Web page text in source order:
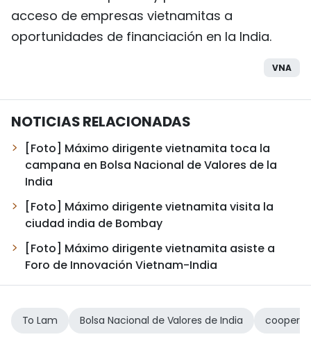
acceso de empresas vietnamitas a
oportunidades de financiación en la India.
VNA
NOTICIAS RELACIONADAS
[Foto] Máximo dirigente vietnamita toca la
campana en Bolsa Nacional de Valores de la
India
[Foto] Máximo dirigente vietnamita visita la
ciudad india de Bombay
[Foto] Máximo dirigente vietnamita asiste a
Foro de Innovación Vietnam-India
To Lam Bolsa Nacional de Valores de India